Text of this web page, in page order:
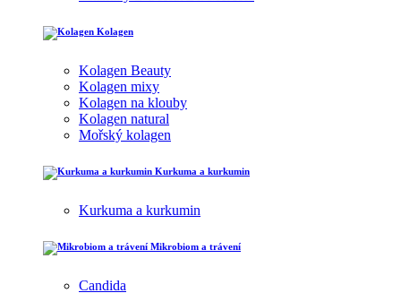
Kolagen
Kolagen Beauty
Kolagen mixy
Kolagen na klouby
Kolagen natural
Mořský kolagen
Kurkuma a kurkumin
Kurkuma a kurkumin
Mikrobiom a trávení
Candida